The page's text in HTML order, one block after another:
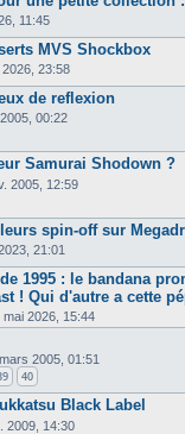
11:45
MVS Shockbox
23:58
de reflexion
00:22
Samurai Shodown ?
2005, 12:59
spin-off sur
21:01
1995 : le bandana
! Qui d'autre a cette
mai 2026, 15:44
2005, 01:51
40
Black Label
2009, 14:30